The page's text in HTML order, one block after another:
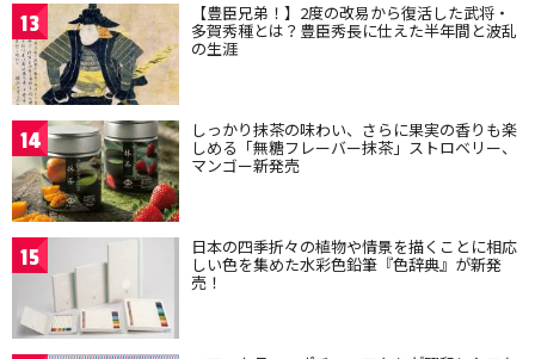
13 【豊臣兄弟！】2度の改易から復活した武将・
多賀秀種とは？豊臣秀長に仕えた半年間と波乱
の生涯
14 しっかり抹茶の味わい、さらに果実の香りも楽
しめる「無糖フレーバー抹茶」ストロベリー、
マンゴー新発売
15 日本の四季折々の植物や情景を描くことに相応
しい色を集めた水彩色鉛筆『色辞典』が新発
売！